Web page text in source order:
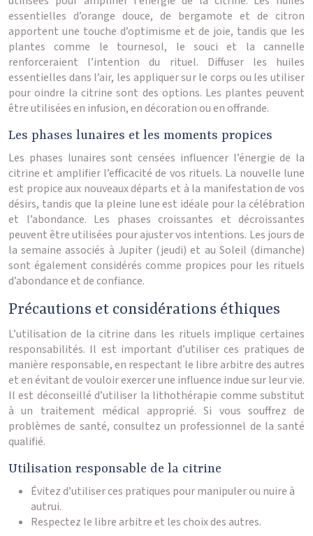
essentielles d’orange douce, de bergamote et de citron
apportent une touche d’optimisme et de joie, tandis que les
plantes comme le tournesol, le souci et la cannelle
renforceraient l’intention du rituel. Diffuser les huiles
essentielles dans l’air, les appliquer sur le corps ou les utiliser
pour oindre la citrine sont des options. Les plantes peuvent
être utilisées en infusion, en décoration ou en offrande.
Les phases lunaires et les moments propices
Les phases lunaires sont censées influencer l’énergie de la
citrine et amplifier l’efficacité de vos rituels. La nouvelle lune
est propice aux nouveaux départs et à la manifestation de vos
désirs, tandis que la pleine lune est idéale pour la célébration
et l’abondance. Les phases croissantes et décroissantes
peuvent être utilisées pour ajuster vos intentions. Les jours de
la semaine associés à Jupiter (jeudi) et au Soleil (dimanche)
sont également considérés comme propices pour les rituels
d’abondance et de confiance.
Précautions et considérations éthiques
L’utilisation de la citrine dans les rituels implique certaines
responsabilités. Il est important d’utiliser ces pratiques de
manière responsable, en respectant le libre arbitre des autres
et en évitant de vouloir exercer une influence indue sur leur vie.
Il est déconseillé d’utiliser la lithothérapie comme substitut
à un traitement médical approprié. Si vous souffrez de
problèmes de santé, consultez un professionnel de la santé
qualifié.
Utilisation responsable de la citrine
Évitez d’utiliser ces pratiques pour manipuler ou nuire à
autrui.
Respectez le libre arbitre et les choix des autres.